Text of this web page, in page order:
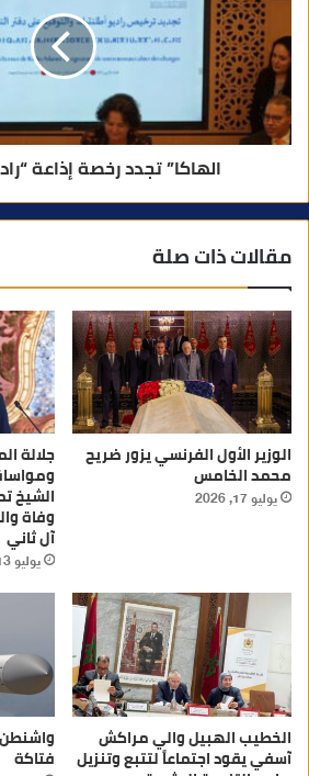
الهاكا” تجدد رخصة إذاعة
مقالات ذات صلة
الوزير الأول الفرنسي يزور ضريح
محمد الخامس
يوليو 17, 2026
جلالة
الشيخ
وفاة
آل ثاني
يوليو 13, 2026
الخطيب الهبيل والي مراكش
آسفي يقود اجتماعاً لتتبع وتنزيل فتاكة